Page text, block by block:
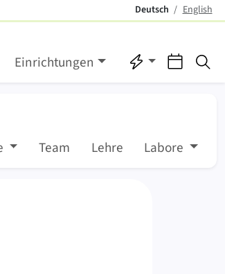
Deutsch
(aktiv)
English
Einrichtungen Direktzugriffe
Team Lehre Labore